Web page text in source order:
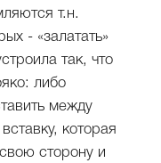
т.н.
- «залатать»
так, что
либо
между
которая
сторону и